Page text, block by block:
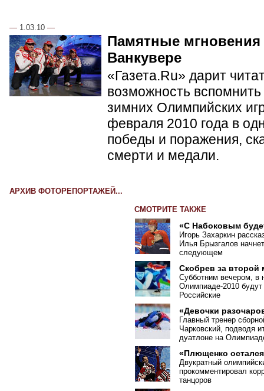
— 1.03.10 —
Памятные
Ванкувере
«Газета.Ru» дарит
возможность
зимних Олимпийских
февраля 2010 года в
победы и поражения,
смерти и медали.
АРХИВ ФОТОРЕПОРТАЖЕЙ...
СМОТРИТЕ ТАКЖЕ
«С Набоковым
Игорь Захаркин
Илья Брызгалов
следующем
Скобрев за второй
Субботним вечером, в
Олимпиаде-2010
Российские
«Девочки
Главный тренер
Чарковский, подводя
дуатлоне на
«Плющенко
Двукратный
прокомментировал
танцоров